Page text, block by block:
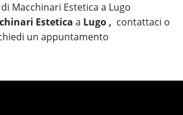
Macchinari Estetica a Lugo
Estetica a Lugo , contattaci o
un appuntamento